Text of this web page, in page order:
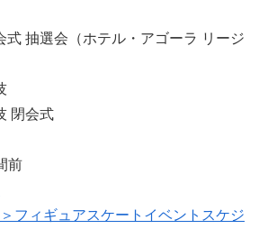
式 抽選会（ホテル・アゴーラ リージ
閉会式
前
フィギュアスケートイベントスケジ